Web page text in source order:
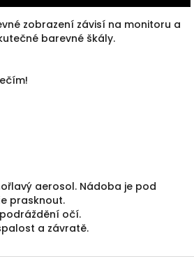
zobrazení závisí na monitoru a
barevné škály.
aerosol. Nádoba je pod
prasknout.
podráždění očí.
a závratě.